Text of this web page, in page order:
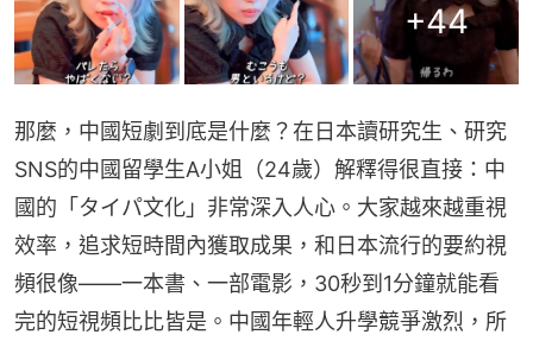
+44
那麼，中國短劇到底是什麼？在日本讀研究生、研究
SNS的中國留學生A小姐（24歲）解釋得很直接：中
國的「タイパ文化」非常深入人心。大家越來越重視
效率，追求短時間內獲取成果，和日本流行的要約視
頻很像——一本書、一部電影，30秒到1分鐘就能看
完的短視頻比比皆是。中國年輕人升學競爭激烈，所